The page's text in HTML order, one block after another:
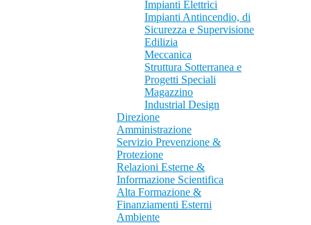
Impianti Elettrici
Impianti Antincendio, di
Sicurezza e Supervisione
Edilizia
Meccanica
Struttura Sotterranea e
Progetti Speciali
Magazzino
Industrial Design
Direzione
Amministrazione
Servizio Prevenzione &
Protezione
Relazioni Esterne &
Informazione Scientifica
Alta Formazione &
Finanziamenti Esterni
Ambiente